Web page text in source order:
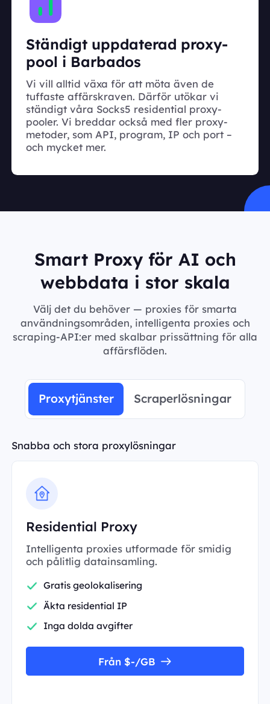
Ständigt uppdaterad proxy-
pool i Barbados
Vi vill alltid växa för att möta även de
tuffaste affärskraven. Därför utökar vi
ständigt våra Socks5 residential proxy-
pooler. Vi breddar också med fler proxy-
metoder, som API, program, IP och port –
och mycket mer.
Smart Proxy för AI och
webbdata i stor skala
Välj det du behöver — proxies för smarta
användningsområden, intelligenta proxies och
scraping-API:er med skalbar prissättning för alla
affärsflöden.
Proxytjänster Scraperlösningar
Snabba och stora proxylösningar
Residential Proxy
Intelligenta proxies utformade för smidig
och pålitlig datainsamling.
Gratis geolokalisering
Äkta residential IP
Inga dolda avgifter
Från $-/GB